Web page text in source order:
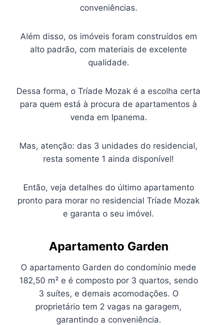
conveniências.
Além disso, os imóveis foram construídos em
alto padrão, com materiais de excelente
qualidade.
Dessa forma, o Tríade Mozak é a escolha certa
para quem está à procura de apartamentos à
venda em Ipanema.
Mas, atenção: das 3 unidades do residencial,
resta somente 1 ainda disponível!
Então, veja detalhes do último apartamento
pronto para morar no residencial Tríade Mozak
e garanta o seu imóvel.
Apartamento Garden
O apartamento Garden do condomínio mede
182,50 m² e é composto por 3 quartos, sendo
3 suítes, e demais acomodações. O
proprietário tem 2 vagas na garagem,
garantindo a conveniência.